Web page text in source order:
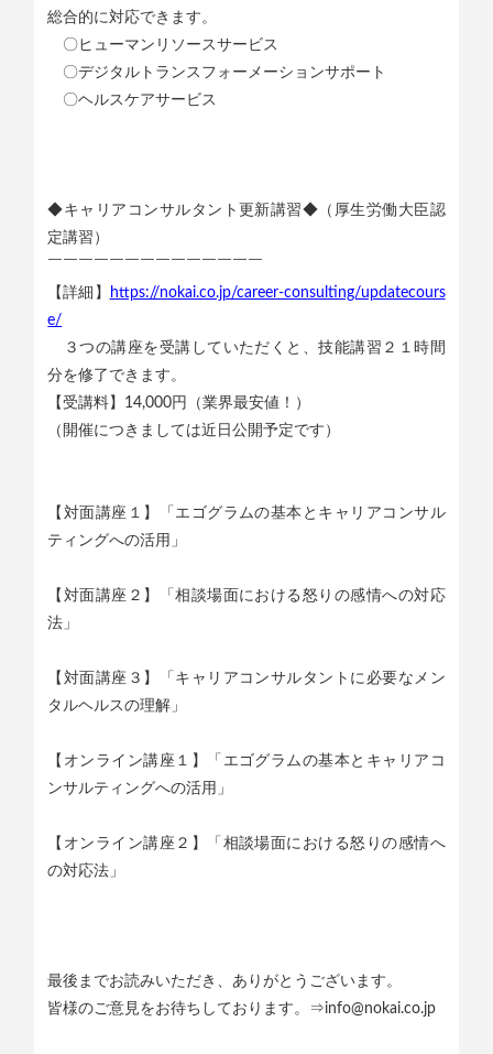
総合的に対応できます。
〇ヒューマンリソースサービス
〇デジタルトランスフォーメーションサポート
〇ヘルスケアサービス
◆キャリアコンサルタント更新講習◆（厚生労働大臣認
定講習）
￣￣￣￣￣￣￣￣￣￣￣￣￣￣
【詳細】
https://nokai.co.jp/career-consulting/updatecours
e/
３つの講座を受講していただくと、技能講習２１時間
分を修了できます。
【受講料】14,000円（業界最安値！）
（開催につきましては近日公開予定です）
【対面講座１】「エゴグラムの基本とキャリアコンサル
ティングへの活用」
【対面講座２】「相談場面における怒りの感情への対応
法」
【対面講座３】「キャリアコンサルタントに必要なメン
タルヘルスの理解」
【オンライン講座１】「エゴグラムの基本とキャリアコ
ンサルティングへの活用」
【オンライン講座２】「相談場面における怒りの感情へ
の対応法」
最後までお読みいただき、ありがとうございます。
皆様のご意見をお待ちしております。⇒info@nokai.co.jp